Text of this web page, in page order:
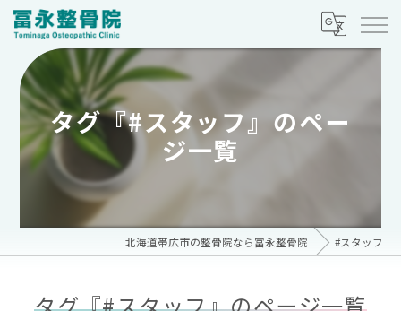
タグ『#スタッフ』のペー
ジ一覧
北海道帯広市の整骨院なら冨永整骨院 #スタッフ